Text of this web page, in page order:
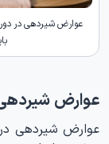
عوارض شیردهی در
عوارض
عوارض شیردهی در